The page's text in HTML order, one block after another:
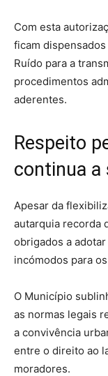
Com esta
ficam
Ruído para a
procedimentos
aderentes.
Respeito
continua a
Apesar da
autarquia recorda
obrigados a
incómodos para
O Município
as normas legais
a convivência
entre o direito ao
moradores.